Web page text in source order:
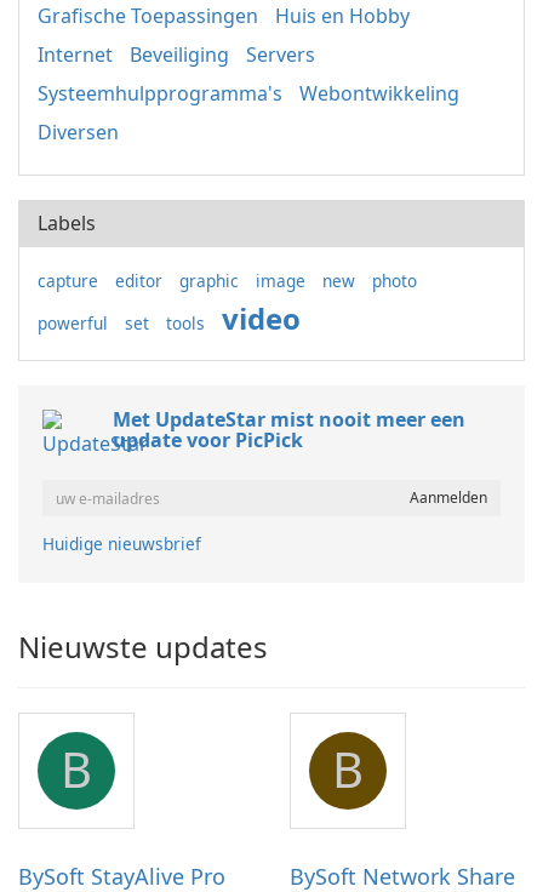
Grafische Toepassingen
Huis en Hobby
Internet
Beveiliging
Servers
Systeemhulpprogramma's
Webontwikkeling
Diversen
Labels
capture editor graphic image new
photo
powerful
set tools video
Met UpdateStar mist nooit meer een
update voor PicPick
Huidige nieuwsbrief
Nieuwste updates
B
BySoft StayAlive Pro
B
BySoft Network Share